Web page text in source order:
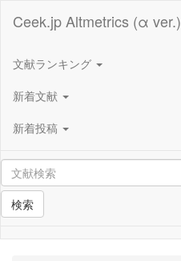
Ceek.jp Altmetrics (α ver.)
文献ランキング
新着文献
新着投稿
検索